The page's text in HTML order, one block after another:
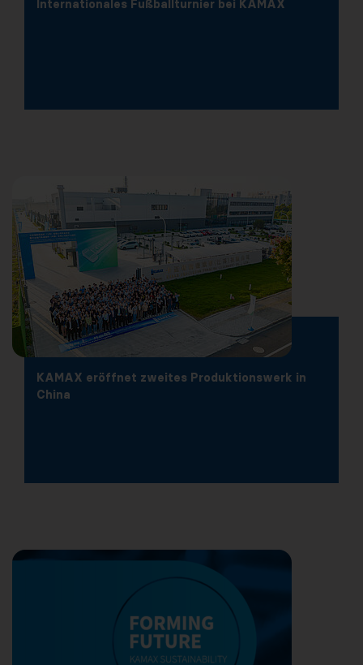
Internationales Fußballturnier bei KAMAX
KAMAX eröffnet zweites Produktionswerk in
China